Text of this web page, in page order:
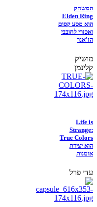
המשחק
Elden Ring
הוא מסע קסום
ואכזרי לחובבי
הז'אנר
מושיק
קלינמן
Life is
Strange:
True Colors
הוא יצירת
אומנות
עדי פרל